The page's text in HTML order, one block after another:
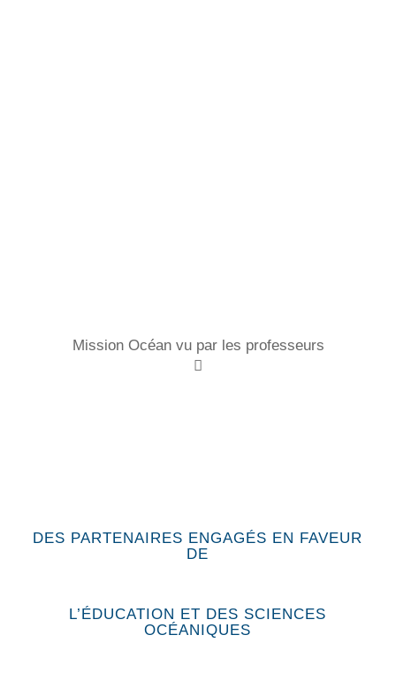
Mission Océan vu par les professeurs
DES PARTENAIRES ENGAGÉS EN FAVEUR
DE
L’ÉDUCATION ET DES SCIENCES
OCÉANIQUES